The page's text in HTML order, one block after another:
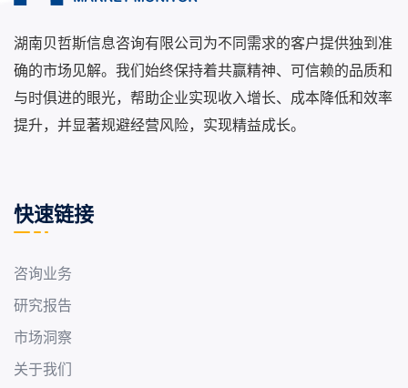
湖南贝哲斯信息咨询有限公司为不同需求的客户提供独到准
确的市场见解。我们始终保持着共赢精神、可信赖的品质和
与时俱进的眼光，帮助企业实现收入增长、成本降低和效率
提升，并显著规避经营风险，实现精益成长。
快速链接
咨询业务
研究报告
市场洞察
关于我们